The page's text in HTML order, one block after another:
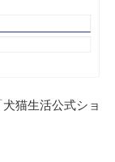
猫生活公式ショ